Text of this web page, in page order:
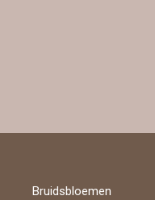
Bruidsbloemen